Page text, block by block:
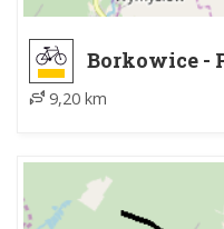
Borkowice -
9,20 km